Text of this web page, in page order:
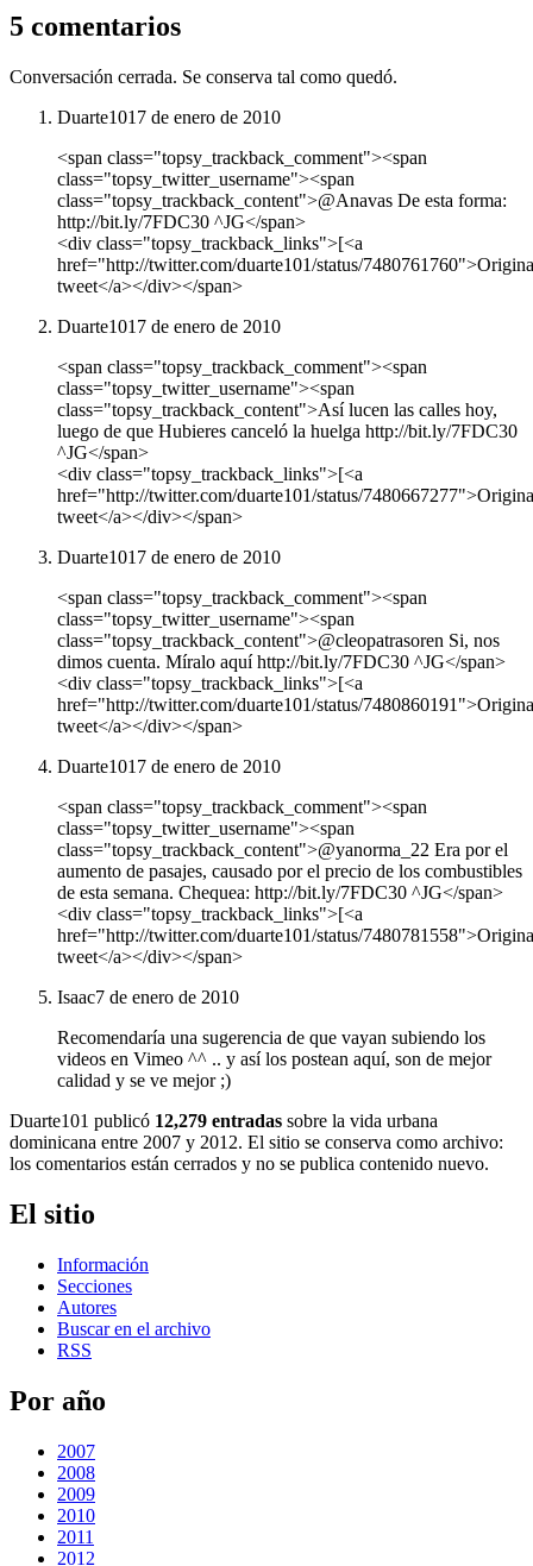
5 comentarios
Conversación cerrada. Se conserva tal como quedó.
Duarte101 7 de enero de 2010
<span class="topsy_trackback_comment"><span
class="topsy_twitter_username"><span
class="topsy_trackback_content">@Anavas De esta forma:
http://bit.ly/7FDC30 ^JG</span>
<div class="topsy_trackback_links">[<a
href="http://twitter.com/duarte101/status/
tweet</a></div></span>
Duarte101 7 de enero de 2010
<span class="topsy_trackback_comment"><span
class="topsy_twitter_username"><span
class="topsy_trackback_content">Así lucen las calles hoy,
luego de que Hubieres canceló la huelga http://bit.ly/7FDC30
^JG</span>
<div class="topsy_trackback_links">[<a
href="http://twitter.com/duarte101/status/
tweet</a></div></span>
Duarte101 7 de enero de 2010
<span class="topsy_trackback_comment"><span
class="topsy_twitter_username"><span
class="topsy_trackback_content">@cleopatrasoren Si, nos
dimos cuenta. Míralo aquí http://bit.ly/7FDC30 ^JG</span>
<div class="topsy_trackback_links">[<a
href="http://twitter.com/duarte101/status/
tweet</a></div></span>
Duarte101 7 de enero de 2010
<span class="topsy_trackback_comment"><span
class="topsy_twitter_username"><span
class="topsy_trackback_content">@yanorma_22 Era por el
aumento de pasajes, causado por el precio de los combustibles
de esta semana. Chequea: http://bit.ly/7FDC30 ^JG</span>
<div class="topsy_trackback_links">[<a
href="http://twitter.com/duarte101/status/
tweet</a></div></span>
Isaac7 de enero de 2010
Recomendaría una sugerencia de que vayan subiendo los
videos en Vimeo ^^ .. y así los postean aquí, son de mejor
calidad y se ve mejor ;)
Duarte101 publicó 12,279 entradas sobre la vida urbana
dominicana entre 2007 y 2012. El sitio se conserva como archivo:
los comentarios están cerrados y no se publica contenido nuevo.
El sitio
Información
Secciones
Autores
Buscar en el archivo
RSS
Por año
2007
2008
2009
2010
2011
2012